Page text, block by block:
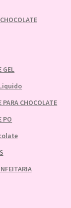
GEL
PARA CHOCOLATE
PO